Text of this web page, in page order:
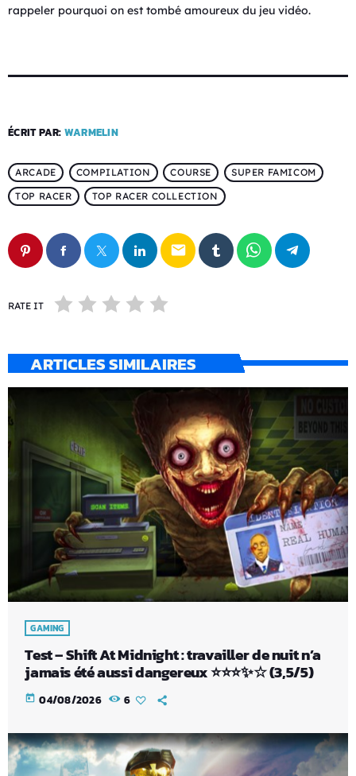
rappeler pourquoi on est tombé amoureux du jeu vidéo.
ÉCRIT PAR: WARMELIN
ARCADE COMPILATION COURSE
SUPER FAMICOM
TOP RACER
TOP RACER COLLECTION
email
RATE IT
ARTICLES SIMILAIRES
GAMING
Test – Shift At Midnight : travailler de nuit n’a
jamais été aussi dangereux ⭐⭐⭐✨☆ (3,5/5)
today 04/08/2026 6